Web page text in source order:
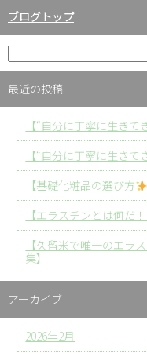
ブログトップ
最近の投稿
【“自分に丁寧に生きて
【“自分に丁寧に生きて
【基礎化粧品の選び方
【エラスチンとは何だ！
【久留米で唯一のエラ
集】
アーカイブ
2026年2月